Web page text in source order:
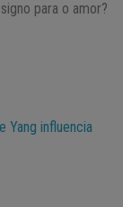
para o amor?
Yang influencia